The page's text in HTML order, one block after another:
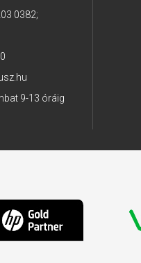
0382;
9-13 óráig